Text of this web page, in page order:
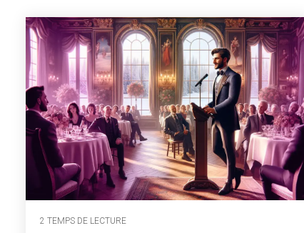
2 TEMPS DE LECTURE